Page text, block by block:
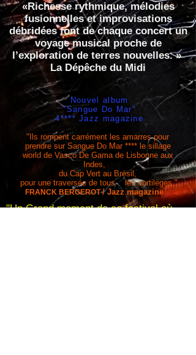
«Richesse rythmique, mélodies
fusionnelles et improvisations
débridées font de chaque concert un
voyage musical proche de
l’exploration de terres nouvelles. »
La Dépêche du Midi
Nouvel album
"Sangue Do Mar"
4**** Jazz magazine
"Ils rompent carrément les amarres pour
prendre sur Sangue Do Mar **** le sillage
world de Vasco De Gama de Lisbonne aux
Indes,
du Cap Vert au Brésil,
pour une traversée de tous les sortilèges."
FRANCK BERGEROT/ Jazz magazine
"Un Grand moment de ce festival où